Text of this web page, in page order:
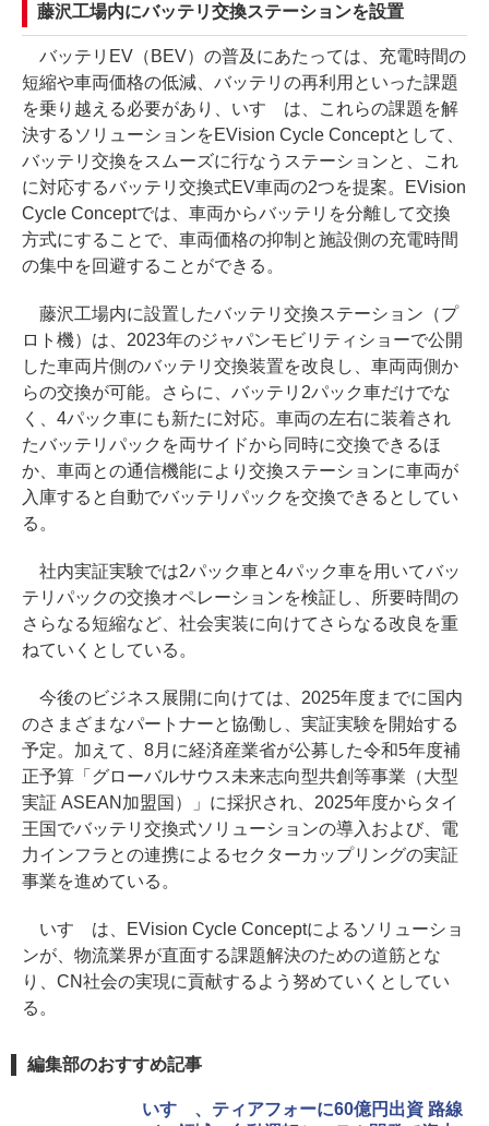
藤沢工場内にバッテリ交換ステーションを設置
バッテリEV（BEV）の普及にあたっては、充電時間の
短縮や車両価格の低減、バッテリの再利用といった課題
を乗り越える必要があり、いすゞは、これらの課題を解
決するソリューションをEVision Cycle Conceptとして、
バッテリ交換をスムーズに行なうステーションと、これ
に対応するバッテリ交換式EV車両の2つを提案。EVision
Cycle Conceptでは、車両からバッテリを分離して交換
方式にすることで、車両価格の抑制と施設側の充電時間
の集中を回避することができる。
藤沢工場内に設置したバッテリ交換ステーション（プ
ロト機）は、2023年のジャパンモビリティショーで公開
した車両片側のバッテリ交換装置を改良し、車両両側か
らの交換が可能。さらに、バッテリ2パック車だけでな
く、4パック車にも新たに対応。車両の左右に装着され
たバッテリパックを両サイドから同時に交換できるほ
か、車両との通信機能により交換ステーションに車両が
入庫すると自動でバッテリパックを交換できるとしてい
る。
社内実証実験では2パック車と4パック車を用いてバッ
テリパックの交換オペレーションを検証し、所要時間の
さらなる短縮など、社会実装に向けてさらなる改良を重
ねていくとしている。
今後のビジネス展開に向けては、2025年度までに国内
のさまざまなパートナーと協働し、実証実験を開始する
予定。加えて、8月に経済産業省が公募した令和5年度補
正予算「グローバルサウス未来志向型共創等事業（大型
実証 ASEAN加盟国）」に採択され、2025年度からタイ
王国でバッテリ交換式ソリューションの導入および、電
力インフラとの連携によるセクターカップリングの実証
事業を進めている。
いすゞは、EVision Cycle Conceptによるソリューショ
ンが、物流業界が直面する課題解決のための道筋とな
り、CN社会の実現に貢献するよう努めていくとしてい
る。
編集部のおすすめ記事
いすゞ、ティアフォーに60億円出資 路線